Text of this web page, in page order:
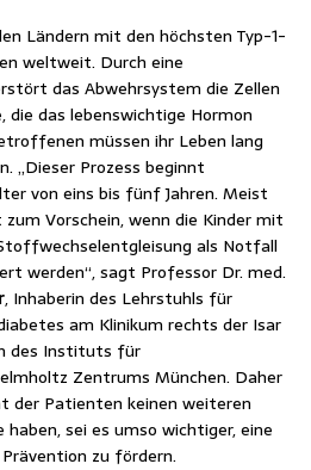
Ländern mit den höchsten Typ-1-
weltweit. Durch eine
das Abwehrsystem die Zellen
die das lebenswichtige Hormon
müssen ihr Leben lang
„Dieser Prozess beginnt
von eins bis fünf Jahren. Meist
Vorschein, wenn die Kinder mit
als Notfall
werden“, sagt Professor Dr. med.
, Inhaberin des Lehrstuhls für
am Klinikum rechts der Isar
des Instituts für
Zentrums München. Daher
der Patienten keinen weiteren
sei es umso wichtiger, eine
zu fördern.